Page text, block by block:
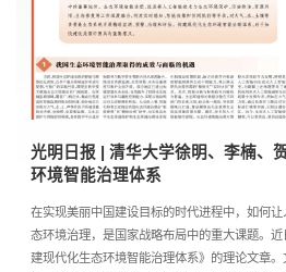
光明日报 | 清华大学徐明、李楠、
环境智能治理体系
在实现美丽中国建设目标的时代进程中，如何
态环境治理，是国家战略布局中的重大课题。
建现代化生态环境智能治理体系》的理论文章